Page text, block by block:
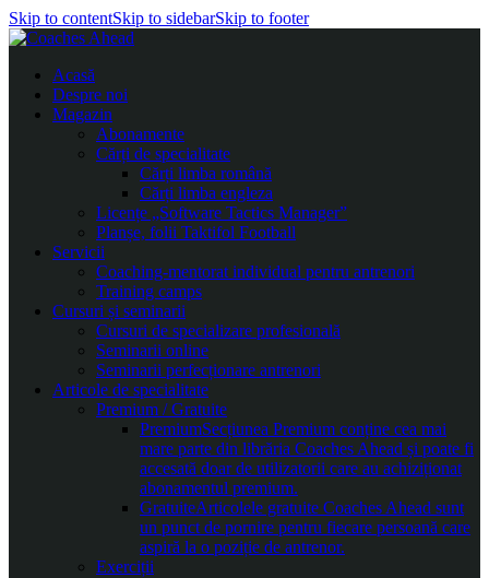
Skip to contentSkip to sidebarSkip to footer
Acasă
Despre noi
Magazin
Abonamente
Cărți de specialitate
Cărți limba română
Cărți limba engleza
Licențe „Software Tactics Manager”
Planșe, folii Taktifol Football
Servicii
Coaching-mentorat individual pentru antrenori
Training camps
Cursuri și seminarii
Cursuri de specializare profesională
Seminarii online
Seminarii perfecționare antrenori
Articole de specialitate
Premium / Gratuite
PremiumSecțiunea Premium conține cea mai
mare parte din librăria Coaches Ahead și poate fi
accesată doar de utilizatorii care au achiziționat
abonamentul premium.
GratuiteArticolele gratuite Coaches Ahead sunt
un punct de pornire pentru fiecare persoană care
aspiră la o poziție de antrenor.
Exerciții